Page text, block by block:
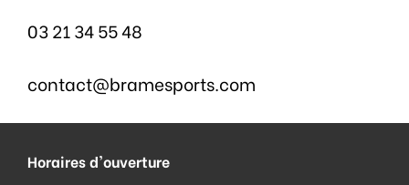
03 21 34 55 48
contact@bramesports.com
Horaires d'ouverture